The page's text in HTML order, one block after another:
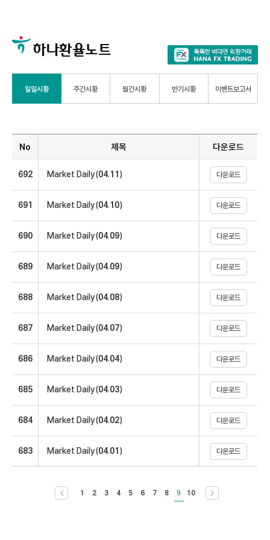
하나환율노트
일일시황 주간시황 월간시황 반기시황 이벤트보고서
No 제목 다운로드
692 Market Daily(04.11) 다운로드
691 Market Daily(04.10) 다운로드
690 Market Daily(04.09) 다운로드
689 Market Daily(04.09) 다운로드
688 Market Daily(04.08) 다운로드
687 Market Daily(04.07) 다운로드
686 Market Daily(04.04) 다운로드
685 Market Daily(04.03) 다운로드
684 Market Daily(04.02) 다운로드
683 Market Daily(04.01) 다운로드
이전 10개 목록으로 이동
1 2 3 4 5 6 7 8 9 10